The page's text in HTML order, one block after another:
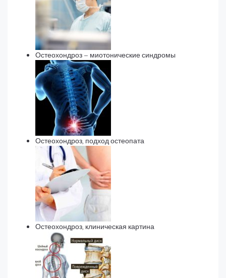
Остеохондроз – миотонические синдромы
Остеохондроз, подход остеопата
Остеохондроз, клиническая картина